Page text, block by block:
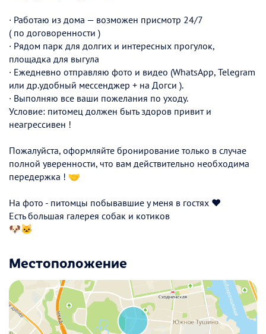
· Работаю из дома — возможен присмотр 24/7
( по договоренности )
· Рядом парк для долгих и интересных прогулок,
площадка для выгула
· Ежедневно отправляю фото и видео (WhatsApp, Telegram
или др.удобный мессенджер + на Догси ).
· Выполняю все ваши пожелания по уходу.
Условие: питомец должен быть здоров привит и
неагрессивен !
Пожалуйста, оформляйте бронирование только в случае
полной уверенности, что вам действительно необходима
передержка ! 🤝
На фото - питомцы побывавшие у меня в гостях ❤
Есть большая галерея собак и котиков
🐶🐱
Местоположение